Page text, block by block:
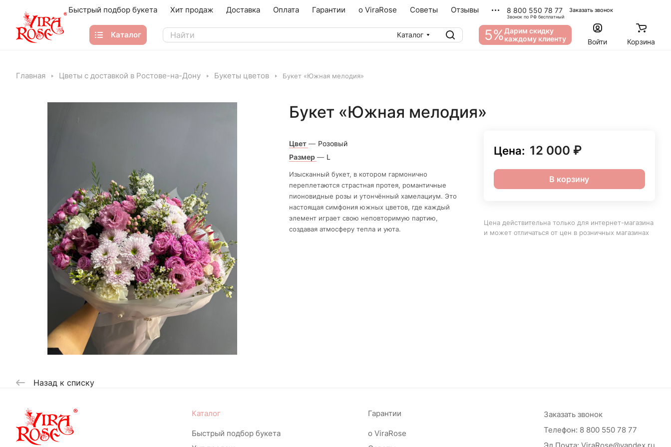
Быстрый подбор букета Хит продаж Доставка Оплата Гарантии о ViraRose Советы Отзывы 8 800 550 78 77
Звонок по РФ бесплатный
Заказать звонок
Каталог Каталог 5%Дарим скидку
каждому клиенту
Войти Корзина
Главная Цветы с доставкой в Ростове-на-Дону Букеты цветов Букет «Южная мелодия»
Букет «Южная мелодия»
Цвет — Розовый
Размер — L
Изысканный букет, в котором гармонично
переплетаются страстная протея, романтичные
пионовидные розы и утончённый хамелациум. Это
настоящая симфония южных цветов, где каждый
элемент играет свою неповторимую партию,
создавая атмосферу тепла и уюта.
Цена: 12 000 ₽
В корзину
Цена действительна только для интернет-магазина
и может отличаться от цен в розничных магазинах
Назад к списку
Каталог
Быстрый подбор букета
Гарантии
о ViraRose
Заказать звонок
Телефон: 8 800 550 78 77